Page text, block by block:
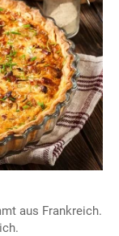
aus Frankreich.